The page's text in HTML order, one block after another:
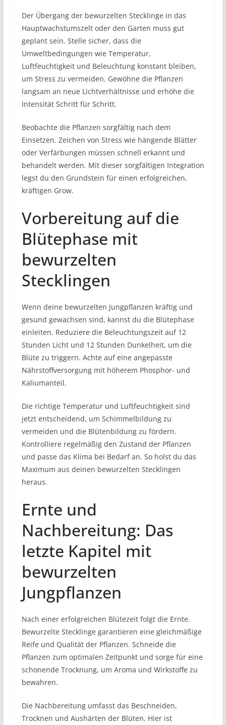
Der Übergang der bewurzelten Stecklinge in das
Hauptwachstumszelt oder den Garten muss gut
geplant sein. Stelle sicher, dass die
Umweltbedingungen wie Temperatur,
Luftfeuchtigkeit und Beleuchtung konstant bleiben,
um Stress zu vermeiden. Gewöhne die Pflanzen
langsam an neue Lichtverhältnisse und erhöhe die
Intensität Schritt für Schritt.
Beobachte die Pflanzen sorgfältig nach dem
Einsetzen. Zeichen von Stress wie hängende Blätter
oder Verfärbungen müssen schnell erkannt und
behandelt werden. Mit dieser sorgfältigen Integration
legst du den Grundstein für einen erfolgreichen,
kräftigen Grow.
Vorbereitung auf die
Blütephase mit
bewurzelten
Stecklingen
Wenn deine bewurzelten Jungpflanzen kräftig und
gesund gewachsen sind, kannst du die Blütephase
einleiten. Reduziere die Beleuchtungszeit auf 12
Stunden Licht und 12 Stunden Dunkelheit, um die
Blüte zu triggern. Achte auf eine angepasste
Nährstoffversorgung mit höherem Phosphor- und
Kaliumanteil.
Die richtige Temperatur und Luftfeuchtigkeit sind
jetzt entscheidend, um Schimmelbildung zu
vermeiden und die Blütenbildung zu fördern.
Kontrolliere regelmäßig den Zustand der Pflanzen
und passe das Klima bei Bedarf an. So holst du das
Maximum aus deinen bewurzelten Stecklingen
heraus.
Ernte und
Nachbereitung: Das
letzte Kapitel mit
bewurzelten
Jungpflanzen
Nach einer erfolgreichen Blütezeit folgt die Ernte.
Bewurzelte Stecklinge garantieren eine gleichmäßige
Reife und Qualität der Pflanzen. Schneide die
Pflanzen zum optimalen Zeitpunkt und sorge für eine
schonende Trocknung, um Aroma und Wirkstoffe zu
bewahren.
Die Nachbereitung umfasst das Beschneiden,
Trocknen und Aushärten der Blüten. Hier ist